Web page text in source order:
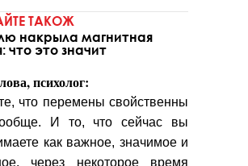
ТАКОЖ
накрыла магнитная
что это значит
психолог:
что перемены свойственны
И то, что сейчас вы
как важное, значимое и
через некоторое время